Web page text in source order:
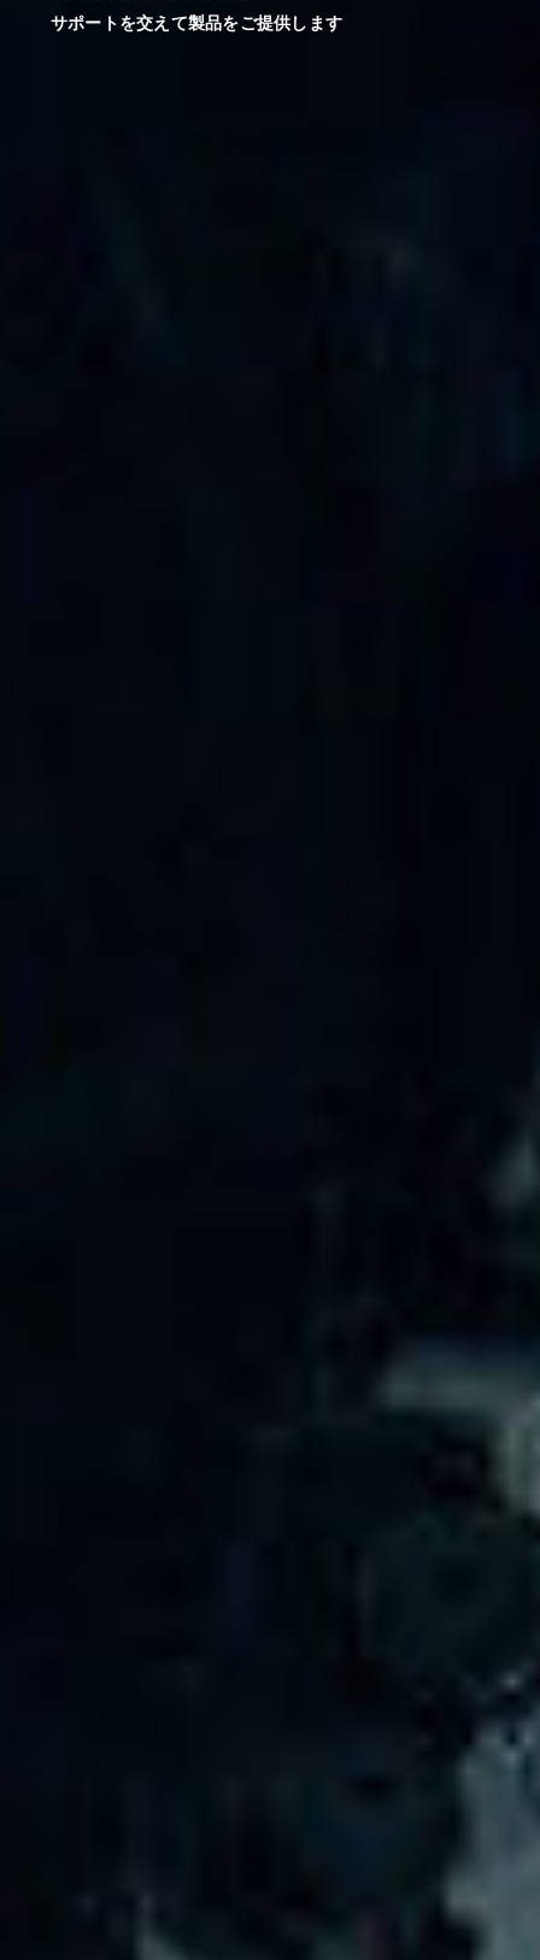
サポートを交えて製品をご提供します